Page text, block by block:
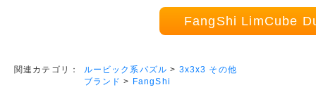
FangShi LimCube
関連カテゴリ： ルービック系パズル > 3x3x3 その他
ブランド > FangShi